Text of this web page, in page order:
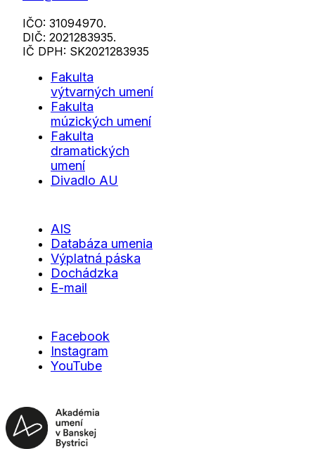
IČO: 31094970.
DIČ: 2021283935.
IČ DPH: SK2021283935
Fakulta
výtvarných umení
Fakulta
múzických umení
Fakulta
dramatických
umení
Divadlo AU
AIS
Databáza umenia
Výplatná páska
Dochádzka
E-mail
Facebook
Instagram
YouTube